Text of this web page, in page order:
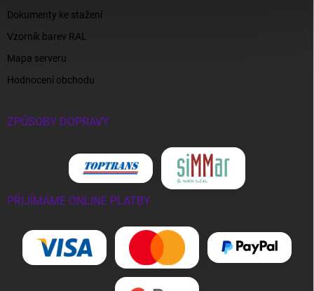
Dokumenty ke stažení
Vzorník barev RAL
Mapa serveru
Hodnocení obchodu
ZPŮSOBY DOPRAVY
PŘIJÍMÁME ONLINE PLATBY